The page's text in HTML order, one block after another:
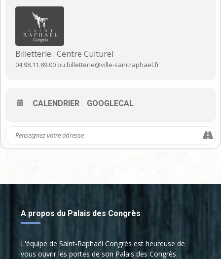
Billetterie : Centre Culturel
04.98.11.89.00 ou billetterie@ville-saintraphael.fr
CALENDRIER GOOGLECAL
A propos du Palais des Congrès
L'équipe de Saint-Raphaël Congrès est heureuse de
vous ouvrir les portes de son Palais des Congrès.